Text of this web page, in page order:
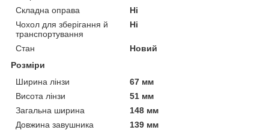
Складна оправа
Ні
Чохол для зберігання й
транспортування
Ні
Стан
Новий
Розміри
Ширина лінзи
67 мм
Висота лінзи
51 мм
Загальна ширина
148 мм
Довжина завушника
139 мм